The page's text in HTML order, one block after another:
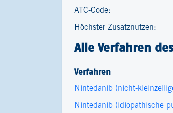
ATC-Code:
Höchster Zusatznutzen:
Alle Verfahren
Verfahren
Nintedanib (nicht-
Nintedanib (idiopathische